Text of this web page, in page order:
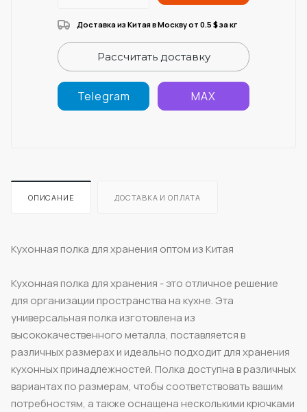
Доставка из Китая в Москву от 0.5 $за кг
Рассчитать доставку
Telegram MAX
ОПИСАНИЕ ДОСТАВКА И ОПЛАТА
Кухонная полка для хранения оптом из Китая
Кухонная полка для хранения - это отличное решение
для организации пространства на кухне. Эта
универсальная полка изготовлена из
высококачественного металла, поставляется в
различных размерах и идеально подходит для хранения
кухонных принадлежностей. Полка доступна в различных
вариантах по размерам, чтобы соответствовать вашим
потребностям, а также оснащена несколькими крючками